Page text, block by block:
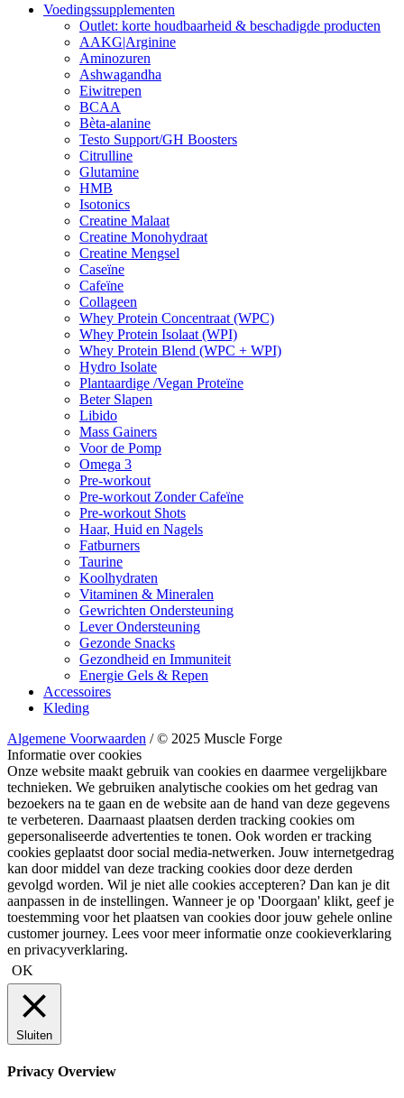
Voedingssupplementen
Outlet: korte houdbaarheid & beschadigde producten
AAKG|Arginine
Aminozuren
Ashwagandha
Eiwitrepen
BCAA
Bèta-alanine
Testo Support/GH Boosters
Citrulline
Glutamine
HMB
Isotonics
Creatine Malaat
Creatine Monohydraat
Creatine Mengsel
Caseïne
Cafeïne
Collageen
Whey Protein Concentraat (WPC)
Whey Protein Isolaat (WPI)
Whey Protein Blend (WPC + WPI)
Hydro Isolate
Plantaardige /Vegan Proteïne
Beter Slapen
Libido
Mass Gainers
Voor de Pomp
Omega 3
Pre-workout
Pre-workout Zonder Cafeïne
Pre-workout Shots
Haar, Huid en Nagels
Fatburners
Taurine
Koolhydraten
Vitaminen & Mineralen
Gewrichten Ondersteuning
Lever Ondersteuning
Gezonde Snacks
Gezondheid en Immuniteit
Energie Gels & Repen
Accessoires
Kleding
Algemene Voorwaarden / © 2025 Muscle Forge
Informatie over cookies
Onze website maakt gebruik van cookies en daarmee vergelijkbare
technieken. We gebruiken analytische cookies om het gedrag van
bezoekers na te gaan en de website aan de hand van deze gegevens
te verbeteren. Daarnaast plaatsen derden tracking cookies om
gepersonaliseerde advertenties te tonen. Ook worden er tracking
cookies geplaatst door social media-netwerken. Jouw internetgedrag
kan door middel van deze tracking cookies door deze derden
gevolgd worden. Wil je niet alle cookies accepteren? Dan kan je dit
aanpassen in de instellingen. Wanneer je op 'Doorgaan' klikt, geef je
toestemming voor het plaatsen van cookies door jouw gehele online
customer journey. Lees voor meer informatie onze cookieverklaring
en privacyverklaring.
OK
Sluiten
Privacy Overview